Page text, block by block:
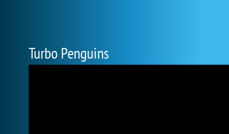
Turbo Penguins